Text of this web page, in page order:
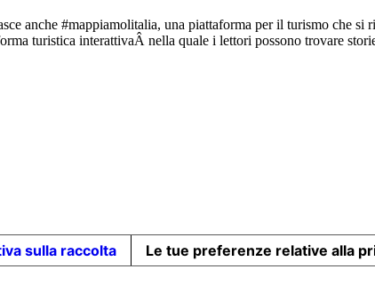
anche #mappiamolitalia, una piattaforma per il turismo che
turistica interattivaÂ nella quale i lettori possono trovare
sulla raccolta Le tue preferenze relative alla